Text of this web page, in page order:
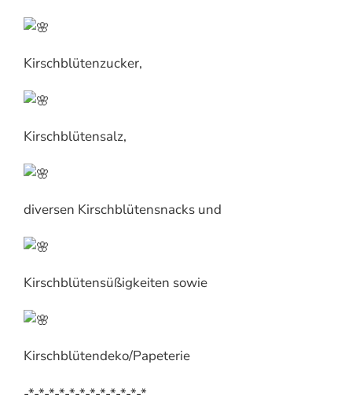
Kirschblütenzucker,
Kirschblütensalz,
diversen Kirschblütensnacks und
Kirschblütensüßigkeiten sowie
Kirschblütendeko/Papeterie
-*-*-*-*-*-*-*-*-*-*-*-*